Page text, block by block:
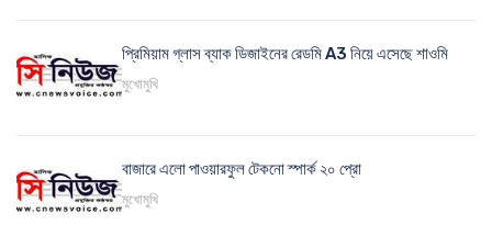
প্রিমিয়াম গ্লাস ব্যাক ডিজাইনের রেডমি A3 নিয়ে এসেছে শাওমি
মুখোমুখি
বাজারে এলো পাওয়ারফুল টেকনো স্পার্ক ২০ প্রো
মুখোমুখি